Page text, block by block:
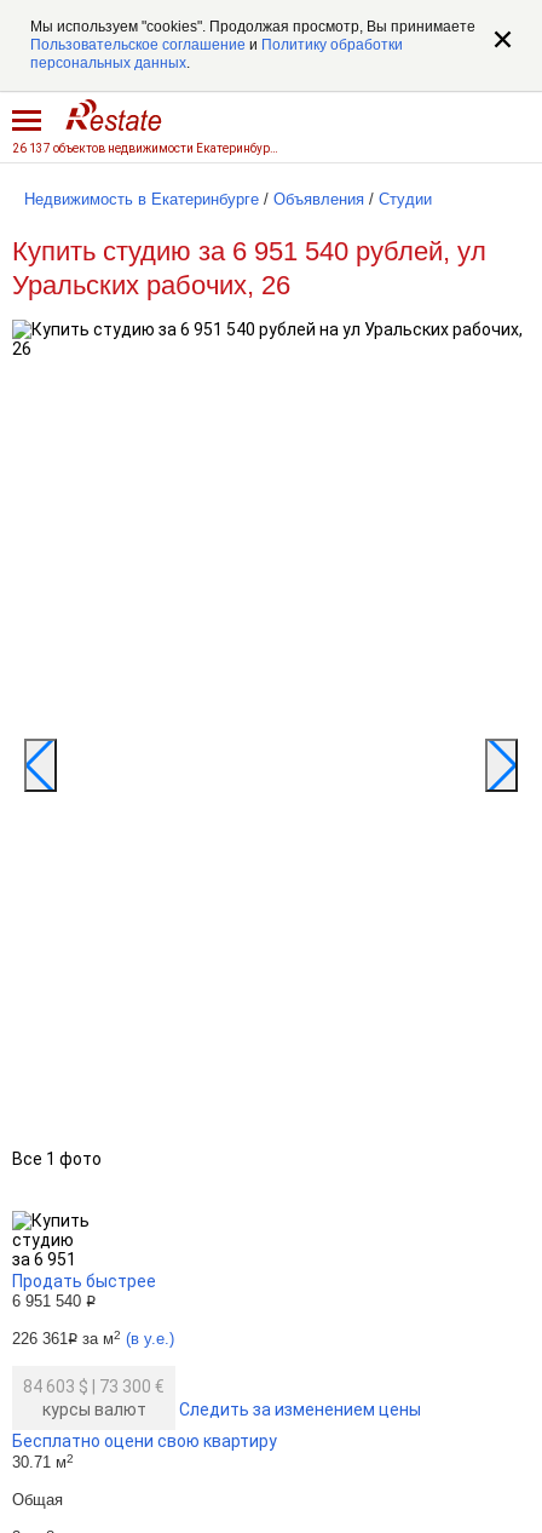
Мы используем "cookies". Продолжая просмотр, Вы принимаете
Пользовательское соглашение и Политику обработки
персональных данных.
Недвижимость в Екатеринбурге / Объявления / Студии
Купить студию за 6 951 540 рублей, ул
Уральских рабочих, 26
Все 1 фото
Продать быстрее
6 951 540 Р
226 361Р за м2 (в у.е.)
84 603 $
73 300 €
курсы валют
Следить за изменением цены
Бесплатно оцени свою квартиру
30.71 м2
Общая